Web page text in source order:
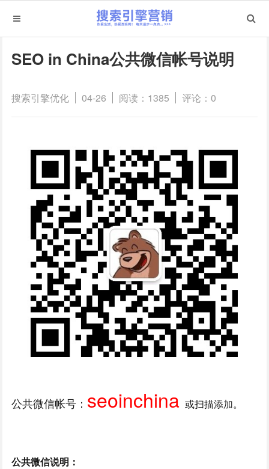
SEO in China公共微信帐号说明
搜索引擎优化 04-26 阅读：1385 评论：0
公共微信帐号： seoinchina或扫描添加。
公共微信说明：